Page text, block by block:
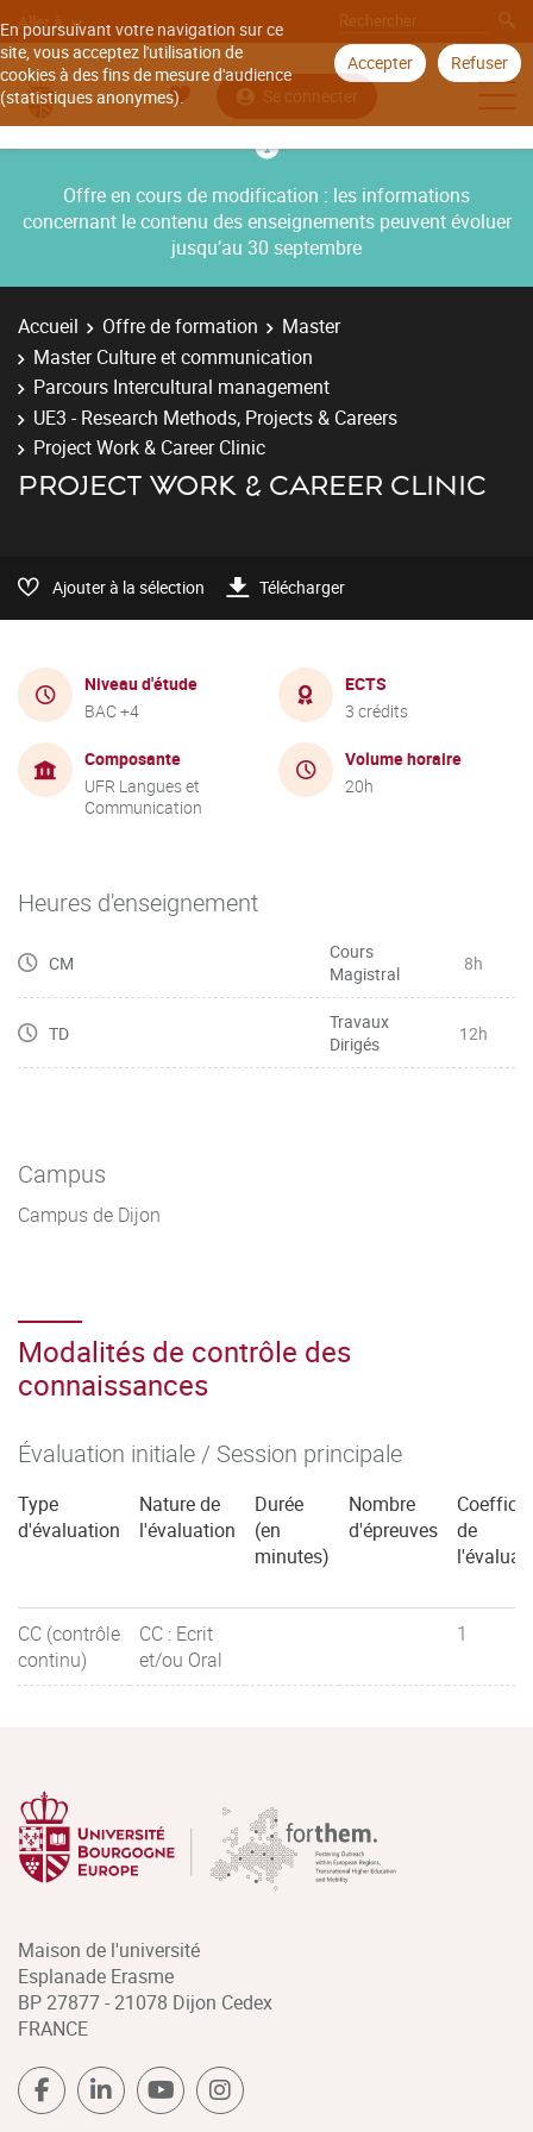
En poursuivant votre navigation sur ce
site, vous acceptez l'utilisation de
cookies à des fins de mesure d'audience
(statistiques anonymes).
Accepter Refuser
Aller à
Se connecter
Offre en cours de modification : les informations
concernant le contenu des enseignements peuvent évoluer
jusqu’au 30 septembre
Accueil Offre de formation
Master
Master Culture et communication
Parcours Intercultural management
UE3 - Research Methods, Projects & Careers
Project Work & Career Clinic
PROJECT WORK & CAREER CLINIC
Ajouter à la sélection Télécharger
Niveau d'étude
BAC +4
ECTS
3 crédits
Composante
UFR Langues et
Communication
Volume horaire
20h
Heures d'enseignement
CM
Cours
Magistral
8h
TD
Travaux
Dirigés
12h
Campus
Campus de Dijon
Modalités de contrôle des
connaissances
Évaluation initiale / Session principale
Type
d'évaluation
Nature de
l'évaluation
Durée
(en
minutes)
Nombre
d'épreuves
de
CC (contrôle
continu)
CC : Ecrit
et/ou Oral
1
Maison de l'université
Esplanade Erasme
BP 27877 - 21078 Dijon Cedex
FRANCE